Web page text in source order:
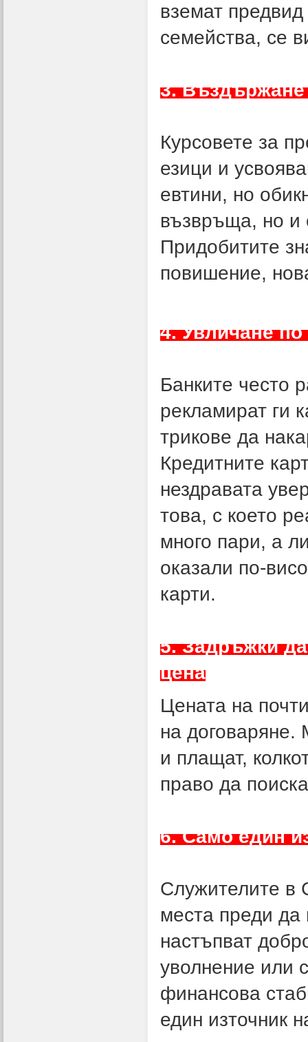
вземат
семейства, се
3. Въздържане
Курсовете за
езици и
евтини, но
възвръща, но и
Придобитите
повишение,
4. Увличане по
Банките често
рекламират ги
трикове да
Кредитните
нездравата
това, с което
много пари, а
оказали по-
карти.
5. Задръжки
цена
Цената на
на договаряне.
и плащат,
право да
6. Само един
Служителите в
места преди
настъпват
уволнение или
финансова
един източник